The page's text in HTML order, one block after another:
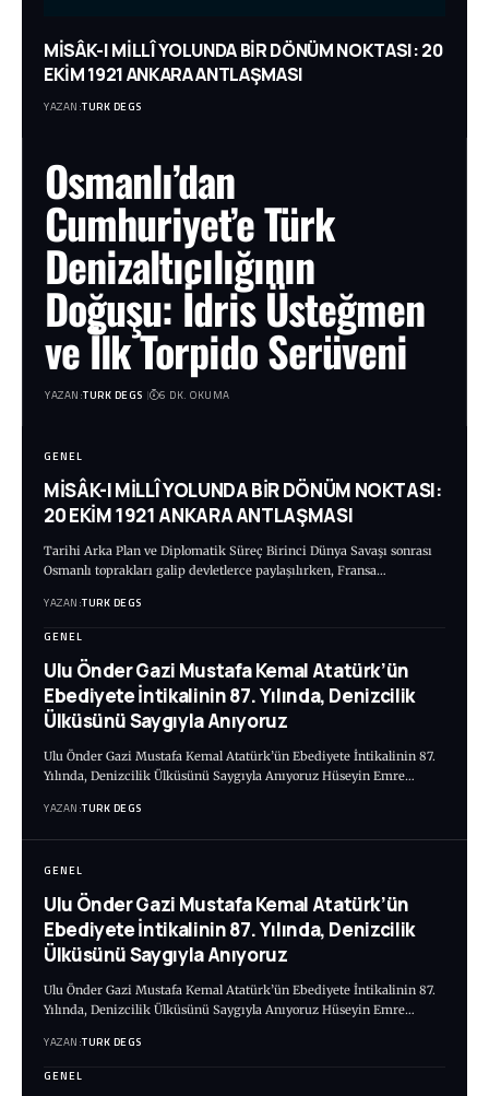
MİSÂK-I MİLLÎ YOLUNDA BİR DÖNÜM NOKTASI: 20
EKİM 1921 ANKARA ANTLAŞMASI
YAZAN:TURK DEGS
Osmanlı’dan
Cumhuriyet’e Türk
Denizaltıcılığının
Doğuşu: İdris Üsteğmen
ve İlk Torpido Serüveni
YAZAN:TURK DEGS 6 DK. OKUMA
GENEL
MİSÂK-I MİLLÎ YOLUNDA BİR DÖNÜM NOKTASI:
20 EKİM 1921 ANKARA ANTLAŞMASI
Tarihi Arka Plan ve Diplomatik Süreç Birinci Dünya Savaşı sonrası
Osmanlı toprakları galip devletlerce paylaşılırken, Fransa…
YAZAN:TURK DEGS
GENEL
Ulu Önder Gazi Mustafa Kemal Atatürk’ün
Ebediyete İntikalinin 87. Yılında, Denizcilik
Ülküsünü Saygıyla Anıyoruz
Ulu Önder Gazi Mustafa Kemal Atatürk’ün Ebediyete İntikalinin 87.
Yılında, Denizcilik Ülküsünü Saygıyla Anıyoruz Hüseyin Emre…
YAZAN:TURK DEGS
GENEL
Ulu Önder Gazi Mustafa Kemal Atatürk’ün
Ebediyete İntikalinin 87. Yılında, Denizcilik
Ülküsünü Saygıyla Anıyoruz
Ulu Önder Gazi Mustafa Kemal Atatürk’ün Ebediyete İntikalinin 87.
Yılında, Denizcilik Ülküsünü Saygıyla Anıyoruz Hüseyin Emre…
YAZAN:TURK DEGS
GENEL